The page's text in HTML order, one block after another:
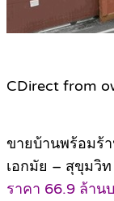
CDirect from
ขายบ้านพร้อมร้
เอกมัย – สุขุมวิ
ราคา 66.9 ล้าน